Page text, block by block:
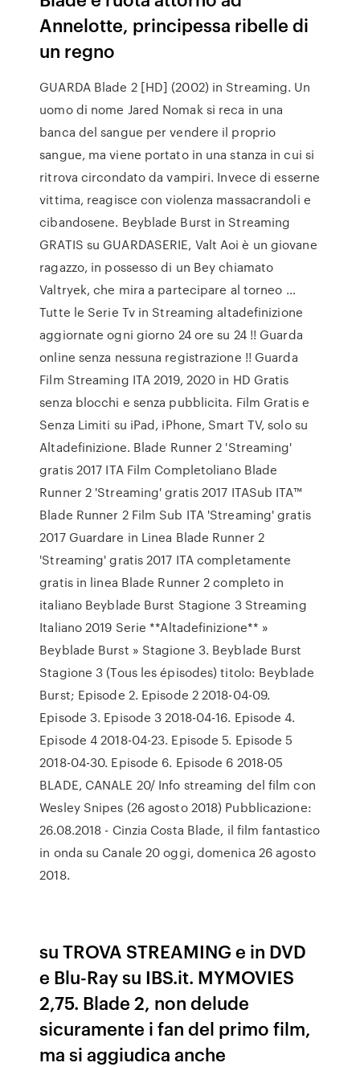
Annelotte, principessa ribelle di
un regno
GUARDA Blade 2 [HD] (2002) in Streaming. Un
uomo di nome Jared Nomak si reca in una
banca del sangue per vendere il proprio
sangue, ma viene portato in una stanza in cui si
ritrova circondato da vampiri. Invece di esserne
vittima, reagisce con violenza massacrandoli e
cibandosene. Beyblade Burst in Streaming
GRATIS su GUARDASERIE, Valt Aoi è un giovane
ragazzo, in possesso di un Bey chiamato
Valtryek, che mira a partecipare al torneo …
Tutte le Serie Tv in Streaming altadefinizione
aggiornate ogni giorno 24 ore su 24 !! Guarda
online senza nessuna registrazione !! Guarda
Film Streaming ITA 2019, 2020 in HD Gratis
senza blocchi e senza pubblicita. Film Gratis e
Senza Limiti su iPad, iPhone, Smart TV, solo su
Altadefinizione. Blade Runner 2 'Streaming'
gratis 2017 ITA Film Completoliano Blade
Runner 2 'Streaming' gratis 2017 ITASub ITA™
Blade Runner 2 Film Sub ITA 'Streaming' gratis
2017 Guardare in Linea Blade Runner 2
'Streaming' gratis 2017 ITA completamente
gratis in linea Blade Runner 2 completo in
italiano Beyblade Burst Stagione 3 Streaming
Italiano 2019 Serie **Altadefinizione** »
Beyblade Burst » Stagione 3. Beyblade Burst
Stagione 3 (Tous les épisodes) titolo: Beyblade
Burst; Episode 2. Episode 2 2018-04-09.
Episode 3. Episode 3 2018-04-16. Episode 4.
Episode 4 2018-04-23. Episode 5. Episode 5
2018-04-30. Episode 6. Episode 6 2018-05
BLADE, CANALE 20/ Info streaming del film con
Wesley Snipes (26 agosto 2018) Pubblicazione:
26.08.2018 - Cinzia Costa Blade, il film fantastico
in onda su Canale 20 oggi, domenica 26 agosto
2018.
su TROVA STREAMING e in DVD
e Blu-Ray su IBS.it. MYMOVIES
2,75. Blade 2, non delude
sicuramente i fan del primo film,
ma si aggiudica anche